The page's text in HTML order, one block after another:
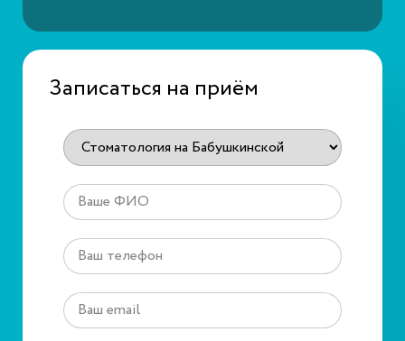
Записаться на приём